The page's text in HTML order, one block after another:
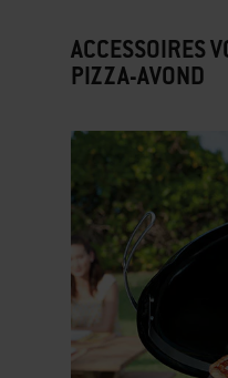
ACCESSOIRES
PIZZA-AVOND